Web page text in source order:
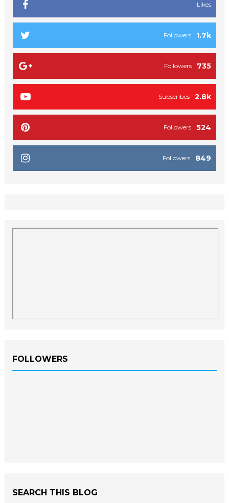
Likes
1.7k
Followers
735
Followers
2.8k
Subscribes
524
Followers
849
Followers
FOLLOWERS
SEARCH THIS BLOG